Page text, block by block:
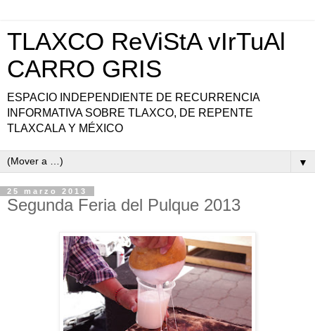
TLAXCO ReViStA vIrTuAl
CARRO GRIS
ESPACIO INDEPENDIENTE DE RECURRENCIA
INFORMATIVA SOBRE TLAXCO, DE REPENTE
TLAXCALA Y MÉXICO
▼
25 marzo 2013
Segunda Feria del Pulque 2013